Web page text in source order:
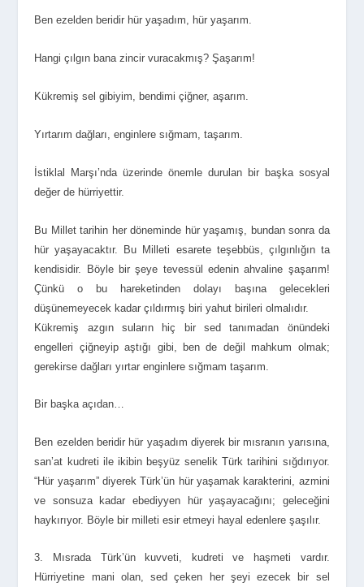
Ben ezelden beridir hür yaşadım, hür yaşarım.
Hangi çılgın bana zincir vuracakmış? Şaşarım!
Kükremiş sel gibiyim, bendimi çiğner, aşarım.
Yırtarım dağları, enginlere sığmam, taşarım.
İstiklal Marşı’nda üzerinde önemle durulan bir başka sosyal
değer de hürriyettir.
Bu Millet tarihin her döneminde hür yaşamış, bundan sonra da
hür yaşayacaktır. Bu Milleti esarete teşebbüs, çılgınlığın ta
kendisidir. Böyle bir şeye tevessül edenin ahvaline şaşarım!
Çünkü o bu hareketinden dolayı başına gelecekleri
düşünemeyecek kadar çıldırmış biri yahut birileri olmalıdır.
Kükremiş azgın suların hiç bir sed tanımadan önündeki
engelleri çiğneyip aştığı gibi, ben de değil mahkum olmak;
gerekirse dağları yırtar enginlere sığmam taşarım.
Bir başka açıdan…
Ben ezelden beridir hür yaşadım diyerek bir mısranın yarısına,
san’at kudreti ile ikibin beşyüz senelik Türk tarihini sığdırıyor.
“Hür yaşarım” diyerek Türk’ün hür yaşamak karakterini, azmini
ve sonsuza kadar ebediyyen hür yaşayacağını; geleceğini
haykırıyor. Böyle bir milleti esir etmeyi hayal edenlere şaşılır.
3. Mısrada Türk’ün kuvveti, kudreti ve haşmeti vardır.
Hürriyetine mani olan, sed çeken her şeyi ezecek bir sel